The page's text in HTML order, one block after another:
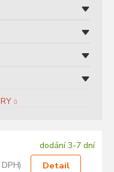
dodání 3-7 dní
Detail